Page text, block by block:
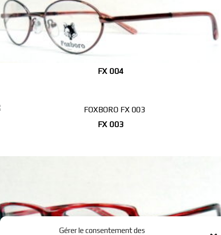
Gérer le consentement des
FX 004
FX 003